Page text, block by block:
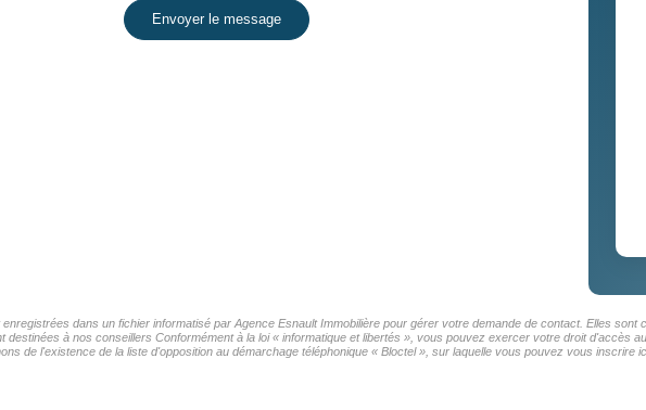
Envoyer le message
dans un fichier informatisé par Agence Esnault Immobilière pour gérer votre demande de contact. Elles
à nos conseillers Conformément à la loi « informatique et libertés », vous pouvez exercer votre droit d'accès
de l'existence de la liste d'opposition au démarchage téléphonique « Bloctel », sur laquelle vous pouvez vous inscrire